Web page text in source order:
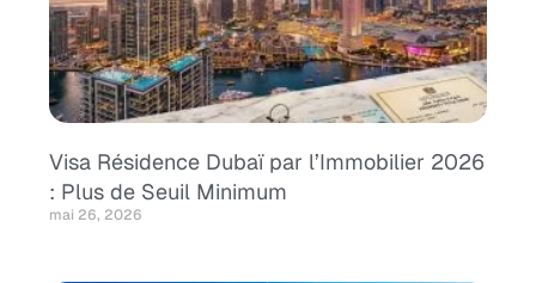
Visa Résidence Dubaï par l’Immobilier 2026
: Plus de Seuil Minimum
mai 26, 2026